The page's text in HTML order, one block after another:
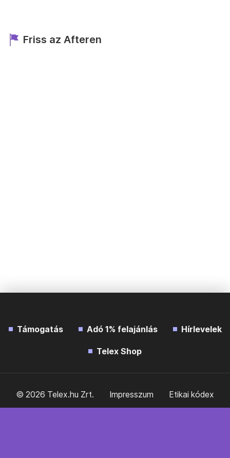
Friss az Afteren
Támogatás Adó 1% felajánlás Hírlevelek
Telex Shop
© 2026 Telex.hu Zrt. Impresszum Etikai kódex